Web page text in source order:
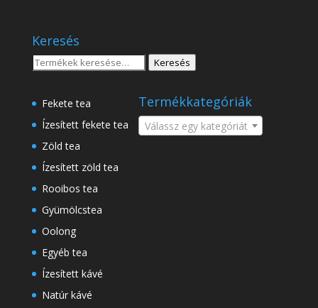
8
.500 Ft
Keresés
Keresés
Keresés
Fekete tea
Ízesített fekete tea
Zöld tea
Ízesített zöld tea
Rooibos tea
Gyümölcstea
Oolong
Egyéb tea
Ízesített kávé
Natúr kávé
Termékkategóriák
Válassz egy kategóriát